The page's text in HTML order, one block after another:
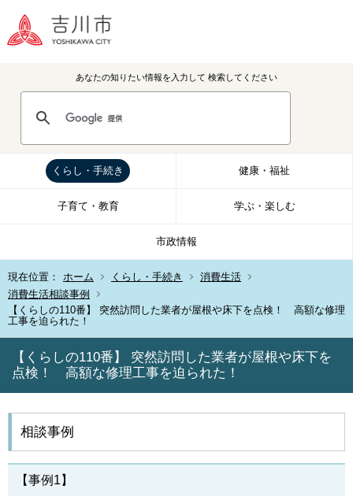
あなたの知りたい情報を入力して 検索してください
くらし・手続き 健康・福祉
子育て・教育 学ぶ・楽しむ
市政情報
現在位置： ホーム くらし・手続き
消費生活
消費生活相談事例
【くらしの110番】 突然訪問した業者が屋根や床下を点検！ 高額な修理
工事を迫られた！
【くらしの110番】 突然訪問した業者が屋根や床下を
点検！ 高額な修理工事を迫られた！
相談事例
【事例1】